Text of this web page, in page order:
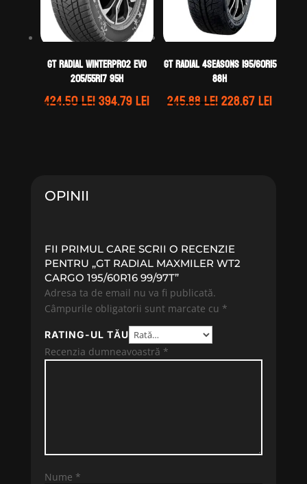
GT Radial WINTERPRO2 EVO
205/55R17 95H
424.50leiPrețul
394.79leiPrețul
GT Radial 4SEASONS 195/60R15
88H
245.88leiPrețul
228.67leiPrețul
OPINII
FII PRIMUL CARE SCRII O RECENZIE
PENTRU „GT RADIAL MAXMILER WT2
CARGO 195/60R16 99/97T”
Adresa ta de email nu va fi publicată.
Câmpurile obligatorii sunt marcate cu *
RATING-UL TĂU
Recenzia dumneavoastră *
Nume *